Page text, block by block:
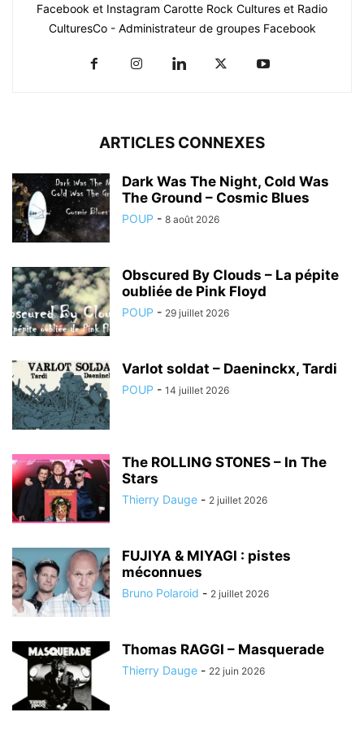
Facebook et Instagram Carotte Rock Cultures et Radio
CulturesCo - Administrateur de groupes Facebook
ARTICLES CONNEXES
Dark Was The Night, Cold Was
The Ground – Cosmic Blues
POUP - 8 août 2026
Obscured By Clouds – La pépite
oubliée de Pink Floyd
POUP - 29 juillet 2026
Varlot soldat – Daeninckx, Tardi
POUP - 14 juillet 2026
The ROLLING STONES – In The
Stars
Thierry Dauge - 2 juillet 2026
FUJIYA & MIYAGI : pistes
méconnues
Bruno Polaroid - 2 juillet 2026
Thomas RAGGI – Masquerade
Thierry Dauge - 22 juin 2026